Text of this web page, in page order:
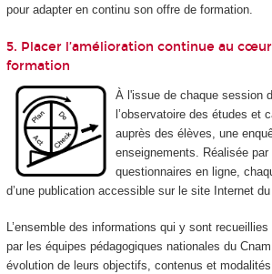
pour adapter en continu son offre de formation.
5. Placer l’amélioration continue au
formation
À l'issue de chaque session
l’observatoire des études et
auprès des élèves, une
enseignements. Réalisée par
questionnaires en ligne,
d’une publication accessible sur le site Internet du
L’ensemble des informations qui y sont
par les équipes pédagogiques nationales du
évolution de leurs objectifs, contenus et